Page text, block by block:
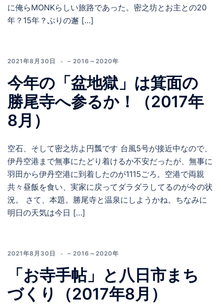
に俺らMONKらしい旅路であった。密之坊とお主との20
年？15年？ぶりの邂 […]
2021年8月30日 – 2016～2020年
今年の「盆地獄」は箕面の
勝尾寺へ参るか！（2017年
8月）
空石、そして密之坊よ円瓢です 台風5号が接近中なので、
伊丹空港まで無事にたどり着けるか不安だったが、無事に
羽田から伊丹空港に到着したのが1115ごろ。空港で両親
共々昼飯を食い、実家に戻ってダラダラしてるのが今の状
況。 さて、本題。勝尾寺と温泉にしようかね。ちなみに
明日の天気は今日 […]
2021年8月30日 – 2016～2020年
「お寺手帖」と八日市まち
づくり（2017年8月）